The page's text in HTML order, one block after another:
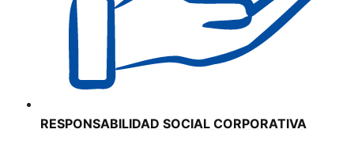
RESPONSABILIDAD SOCIAL CORPORATIVA